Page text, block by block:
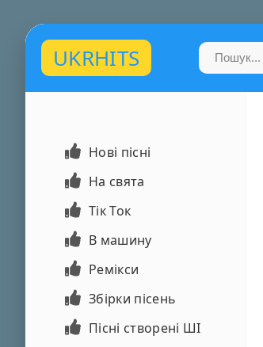
UKRHITS
Нові пісні
На свята
Тік Ток
В машину
Ремікси
Збірки пісень
Пісні створені ШІ